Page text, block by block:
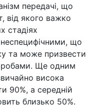
передачі, що
від якого важко
стадіях
що
та може призвести
Ще одним
висока
90%, а середній
близько 50%.